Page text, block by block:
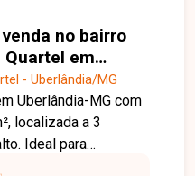
no bairro
Quartel em
- Uberlândia/MG
Uberlândia-MG com
localizada a 3
Ideal para